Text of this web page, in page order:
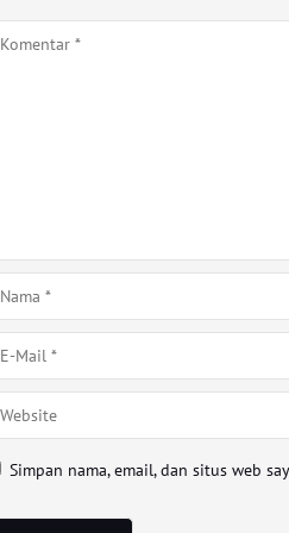
Simpan nama, email, dan situs web